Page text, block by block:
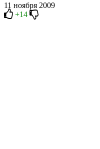
11 ноября 2009
+14